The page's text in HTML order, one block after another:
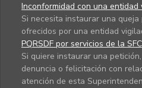
Inconformidad con una entidad
Si necesita instaurar una
ofrecidos por una entidad
PQRSDF por servicios de la SFC
Si quiere instaurar una
denuncia o felicitación con
atención de esta